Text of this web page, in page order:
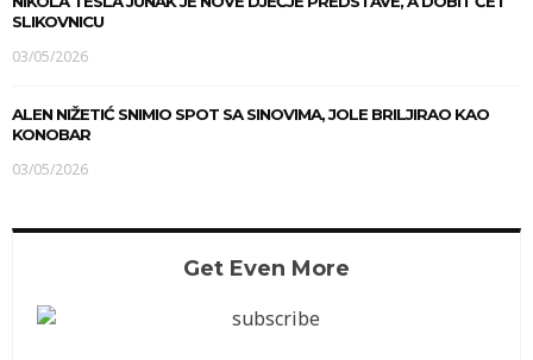
SLIKOVNICU
03/05/2026
ALEN NIŽETIĆ SNIMIO SPOT SA SINOVIMA, JOLE BRILJIRAO KAO
KONOBAR
03/05/2026
Get Even More